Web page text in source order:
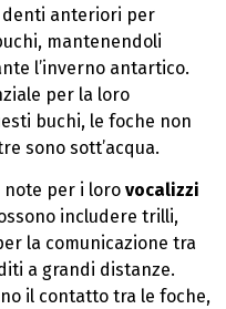
denti anteriori per
mantenendoli
l’inverno antartico.
per la loro
buchi, le foche non
sono sott’acqua.
note per i loro vocalizzi
includere trilli,
la comunicazione tra
a grandi distanze.
il contatto tra le foche,